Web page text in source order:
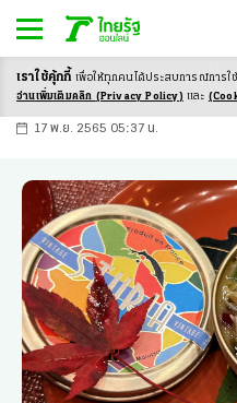
-ก ก ก+
17 พ.ย. 2565 05:37 น.
เราใช้คุ้กกี้ เพื่อให้ทุกคนได้ประสบการณ์การใ
อ่านเพิ่มเติมคลิก (Privacy Policy) และ